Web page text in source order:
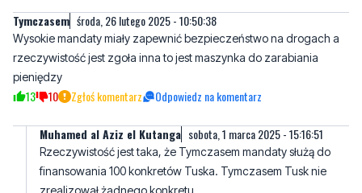
pieniędzy
13 10 Zgłoś komentarz Odpowiedz na komentarz
Muhamed al Aziz el Kutanga
Rzeczywistość jest taka, że Tymczasem mandaty służą do
zrealizował żadnego konkretu.
0 1 Zgłoś komentarz Odpowiedz na komentarz
Pimpek środa, 26 lutego 2025 - 10:57:49